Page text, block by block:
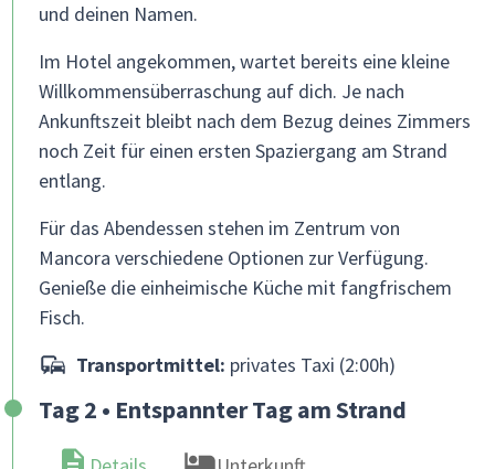
und deinen Namen.
Im Hotel angekommen, wartet bereits eine kleine
Willkommensüberraschung auf dich. Je nach
Ankunftszeit bleibt nach dem Bezug deines Zimmers
noch Zeit für einen ersten Spaziergang am Strand
entlang.
Für das Abendessen stehen im Zentrum von
Mancora verschiedene Optionen zur Verfügung.
Genieße die einheimische Küche mit fangfrischem
Fisch.
Transportmittel: privates Taxi (2:00h)
Tag 2 • Entspannter Tag am Strand